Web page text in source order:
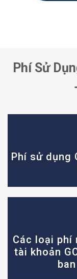
Phí Sử
Phí sử dụng
Các loại phí
tài khoản